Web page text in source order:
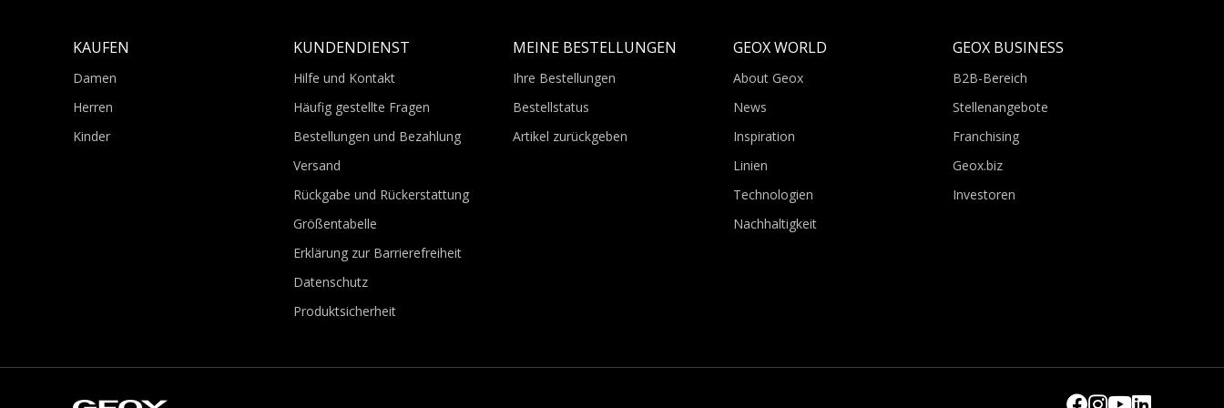
KAUFEN
Damen
Herren
Kinder
KUNDENDIENST
Hilfe und Kontakt
Häufig gestellte Fragen
Bestellungen und Bezahlung
Versand
Rückgabe und Rückerstattung
Größentabelle
Erklärung zur Barrierefreiheit
Datenschutz
Produktsicherheit
MEINE BESTELLUNGEN
Ihre Bestellungen
Bestellstatus
Artikel zurückgeben
GEOX WORLD
About Geox
News
Inspiration
Linien
Technologien
Nachhaltigkeit
GEOX BUSINESS
B2B-Bereich
Stellenangebote
Franchising
Geox.biz
Investoren